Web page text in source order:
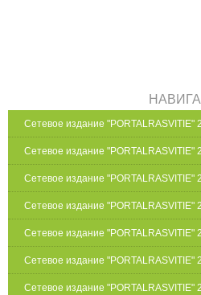
Сетевое издание "PORTALRASVITIE"
Сетевое издание "PORTALRASVITIE"
Сетевое издание "PORTALRASVITIE"
Сетевое издание "PORTALRASVITIE"
Сетевое издание "PORTALRASVITIE"
Сетевое издание "PORTALRASVITIE"
Сетевое издание "PORTALRASVITIE"